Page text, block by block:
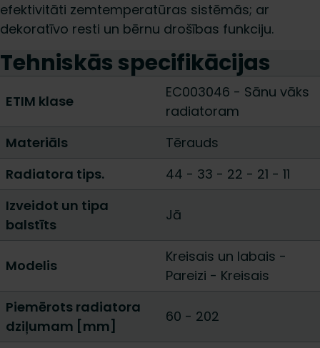
efektivitāti zemtemperatūras sistēmās; ar
dekoratīvo resti un bērnu drošības funkciju.
Tehniskās specifikācijas
ETIM klase
EC003046 - Sānu vāks
radiatoram
Materiāls
Tērauds
Radiatora tips.
44 - 33 - 22 - 21 - 11
Izveidot un tipa
balstīts
Jā
Modelis
Kreisais un labais -
Pareizi - Kreisais
Piemērots radiatora
dziļumam [mm]
60 - 202